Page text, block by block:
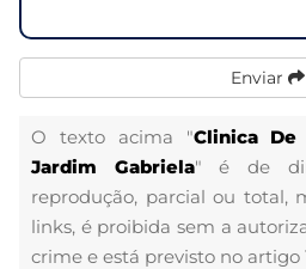
Enviar
O texto acima "Clinica De
Jardim Gabriela" é de
reprodução, parcial ou total,
links, é proibida sem a
crime e está previsto no artigo